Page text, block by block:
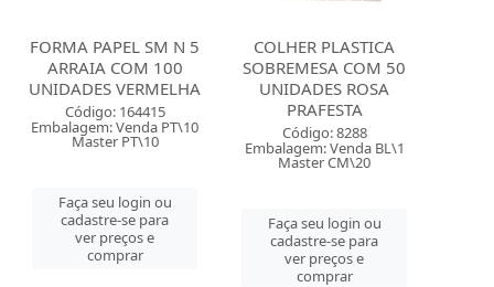
FORMA PAPEL SM N 5
ARRAIA COM 100
UNIDADES VERMELHA
Código: 164415
Embalagem: Venda PT\10
Master PT\10
Faça seu login ou
cadastre-se para
ver preços e
comprar
COLHER PLASTICA
SOBREMESA COM 50
UNIDADES ROSA
PRAFESTA
Código: 8288
Embalagem: Venda BL\1
Master CM\20
Faça seu login ou
cadastre-se para
ver preços e
comprar